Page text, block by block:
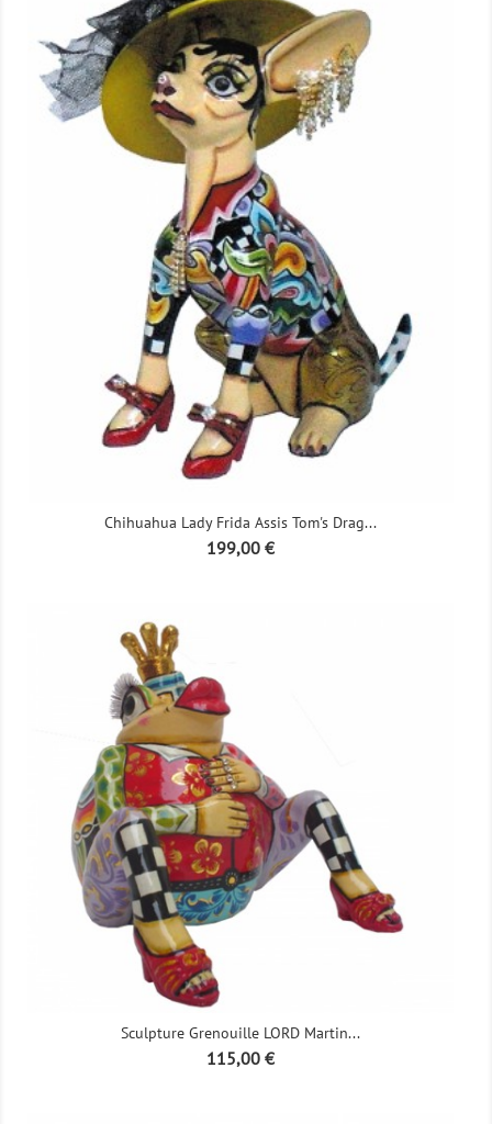
Chihuahua Lady Frida Assis Tom's Drag...
Prix
199,00 €
Sculpture Grenouille LORD Martin...
Prix
115,00 €